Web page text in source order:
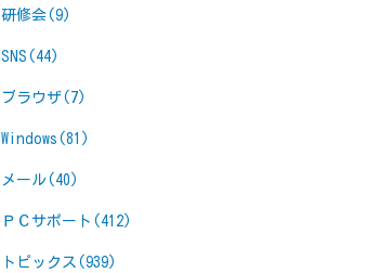
研修会(9)
SNS(44)
ブラウザ(7)
Windows(81)
メール(40)
ＰＣサポート(412)
トピックス(939)